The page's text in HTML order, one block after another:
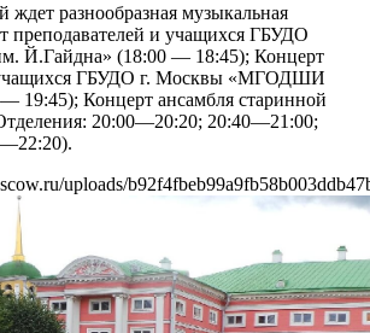
ждет разнообразная музыкальная
преподавателей и учащихся ГБУДО
Й.Гайдна» (18:00 — 18:45); Концерт
учащихся ГБУДО г. Москвы «МГОДШИ
19:45); Концерт ансамбля старинной
20:00—20:20; 20:40—21:00;
uploads/